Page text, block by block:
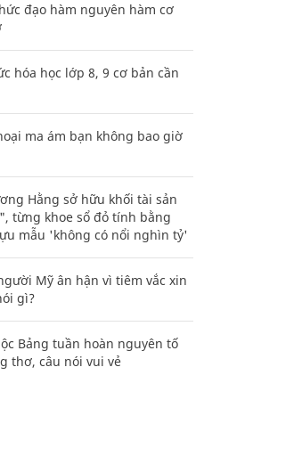
đạo hàm nguyên hàm cơ
hóa học lớp 8, 9 cơ bản cần
ma ám bạn không bao giờ
Hằng sở hữu khối tài sản
từng khoe sổ đỏ tính bằng
mẫu 'không có nổi nghìn tỷ'
Mỹ ân hận vì tiêm vắc xin
gì?
Bảng tuần hoàn nguyên tố
thơ, câu nói vui vẻ